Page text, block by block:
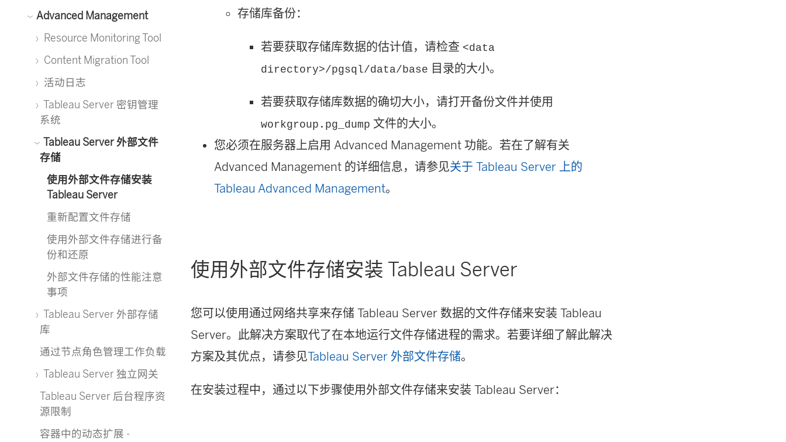
Advanced Management
Resource Monitoring Tool
Content Migration Tool
活动日志
Tableau Server 密钥管理
系统
Tableau Server 外部文件
存储
使用外部文件存储安装
Tableau Server
重新配置文件存储
使用外部文件存储进行备
份和还原
外部文件存储的性能注意
事项
Tableau Server 外部存储
库
通过节点角色管理工作负载
Tableau Server 独立网关
Tableau Server 后台程序资
源限制
容器中的动态扩展 -
存储库备份：
若要获取存储库数据的估计值，请检查 <data
directory>/pgsql/data/base 目录的大小。
若要获取存储库数据的确切大小，请打开备份文件并使用
workgroup.pg_dump 文件的大小。
您必须在服务器上启用 Advanced Management 功能。若在了解有关
Advanced Management 的详细信息，请参见关于 Tableau Server 上的
Tableau Advanced Management。
使用外部文件存储安装 Tableau Server
您可以使用通过网络共享来存储 Tableau Server 数据的文件存储来安装 Tableau
Server。此解决方案取代了在本地运行文件存储进程的需求。若要详细了解此解决
方案及其优点，请参见Tableau Server 外部文件存储。
在安装过程中，通过以下步骤使用外部文件存储来安装 Tableau Server：